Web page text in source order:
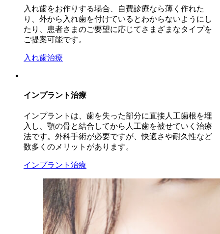
入れ歯をお作りする場合、自費診療なら薄く作れた
り、外から入れ歯を付けているとわからないようにし
たり、患者さまのご要望に応じてさまざまなタイプを
ご提案可能です。
入れ歯治療
インプラント治療
インプラントは、歯を失った部分に直接人工歯根を埋
入し、顎の骨と結合してから人工歯を被せていく治療
法です。外科手術が必要ですが、快適さや耐久性など
数多くのメリットがあります。
インプラント治療